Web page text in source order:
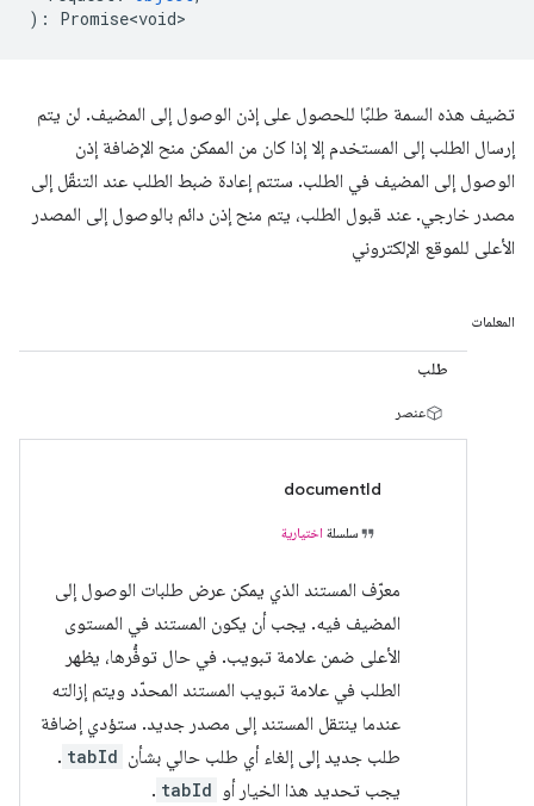
) : Promise<void>
تضيف هذه السمة طلبًا للحصول على إذن الوصول إلى المضيف. لن يتم
إرسال الطلب إلى المستخدم إلا إذا كان من الممكن منح الإضافة إذن
الوصول إلى المضيف في الطلب. ستتم إعادة ضبط الطلب عند التنقّل إلى
مصدر خارجي. عند قبول الطلب، يتم منح إذن دائم بالوصول إلى المصدر
الأعلى للموقع الإلكتروني
المعلمات
طلب
عنصر
documentId
سلسلة اختيارية
معرّف المستند الذي يمكن عرض طلبات الوصول إلى
المضيف فيه. يجب أن يكون المستند في المستوى
الأعلى ضمن علامة تبويب. في حال توفُّرها، يظهر
الطلب في علامة تبويب المستند المحدّد ويتم إزالته
عندما ينتقل المستند إلى مصدر جديد. ستؤدي إضافة
طلب جديد إلى إلغاء أي طلب حالي بشأن tabId
.
يجب تحديد هذا الخيار أو tabId
.